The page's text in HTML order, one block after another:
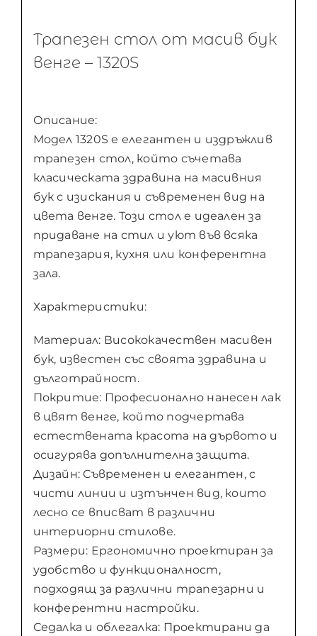
Трапезен стол от масив бук
венге – 1320S
Описание:
Модел 1320S е елегантен и издръжлив
трапезен стол, който съчетава
класическата здравина на масивния
бук с изискания и съвременен вид на
цвета венге. Този стол е идеален за
придаване на стил и уют във всяка
трапезария, кухня или конферентна
зала.
Характеристики:
Материал: Висококачествен масивен
бук, известен със своята здравина и
дълготрайност.
Покритие: Професионално нанесен лак
в цвят венге, който подчертава
естествената красота на дървото и
осигурява допълнителна защита.
Дизайн: Съвременен и елегантен, с
чисти линии и изтънчен вид, които
лесно се вписват в различни
интериорни стилове.
Размери: Ергономично проектиран за
удобство и функционалност,
подходящ за различни трапезарни и
конферентни настройки.
Седалка и облегалка: Проектирани да